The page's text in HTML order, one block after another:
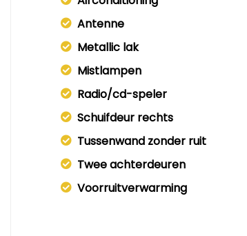
Antenne
Metallic lak
Mistlampen
Radio/cd-speler
Schuifdeur rechts
Tussenwand zonder ruit
Twee achterdeuren
Voorruitverwarming